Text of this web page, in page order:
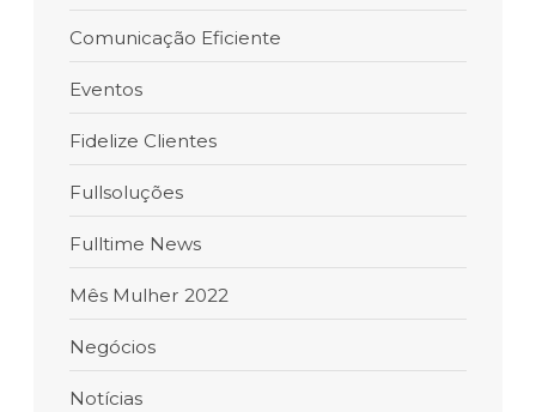
Comunicação Eficiente
Eventos
Fidelize Clientes
Fullsoluções
Fulltime News
Mês Mulher 2022
Negócios
Notícias